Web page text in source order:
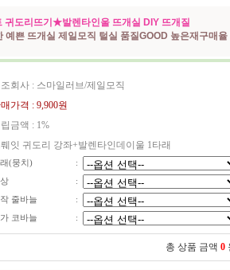
도리뜨기★발렌타인울 뜨개실 DIY 뜨개질
예쁜 뜨개실 제일모직 털실 품질GOOD 높은재구매율
회사 : 스마일러브/제일모직
가격 : 9,900원
금액 : 1%
잇 귀도리 강좌+발렌타인데이울 1타래
(뭉치)
:
:
줄바늘
:
코바늘
:
총 상품 금액 0